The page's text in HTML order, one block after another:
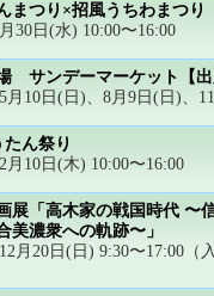
まつり×招風うちわまつり
30日(水) 10:00〜16:00
サンデーマーケット【出
月10日(日)、8月9日(日)、
ん祭り
月10日(木) 10:00〜16:00
展「高木家の戦国時代 〜
濃衆への軌跡〜」
月20日(日) 9:30〜17:00（